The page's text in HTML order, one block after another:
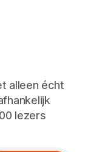
alleen écht
lezers